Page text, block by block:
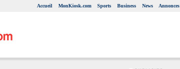
Accueil MonKiosk.com Sports Business News Annonces